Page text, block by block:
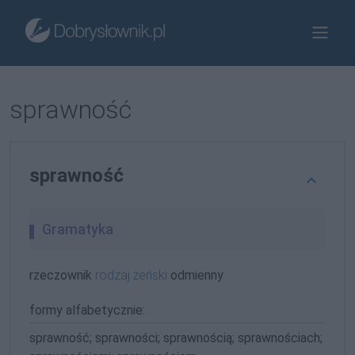
sprawność
sprawność
Gramatyka
rzeczownik rodzaj żeński odmienny
formy alfabetycznie:
sprawność; sprawności; sprawnością; sprawnościach;